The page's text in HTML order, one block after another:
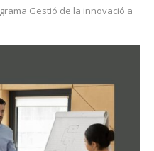
Gestió de la innovació a